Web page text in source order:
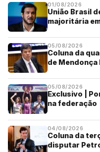
01/08/2026
União Brasil
majoritária
05/08/2026
Coluna da
de Mendonça
05/08/2026
Exclusivo |
na federação
04/08/2026
Coluna da
disputar